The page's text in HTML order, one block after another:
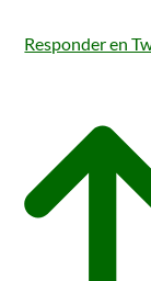
Responder en